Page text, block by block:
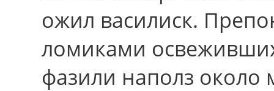
ожил василиск.
ломиками
фазили наполз около